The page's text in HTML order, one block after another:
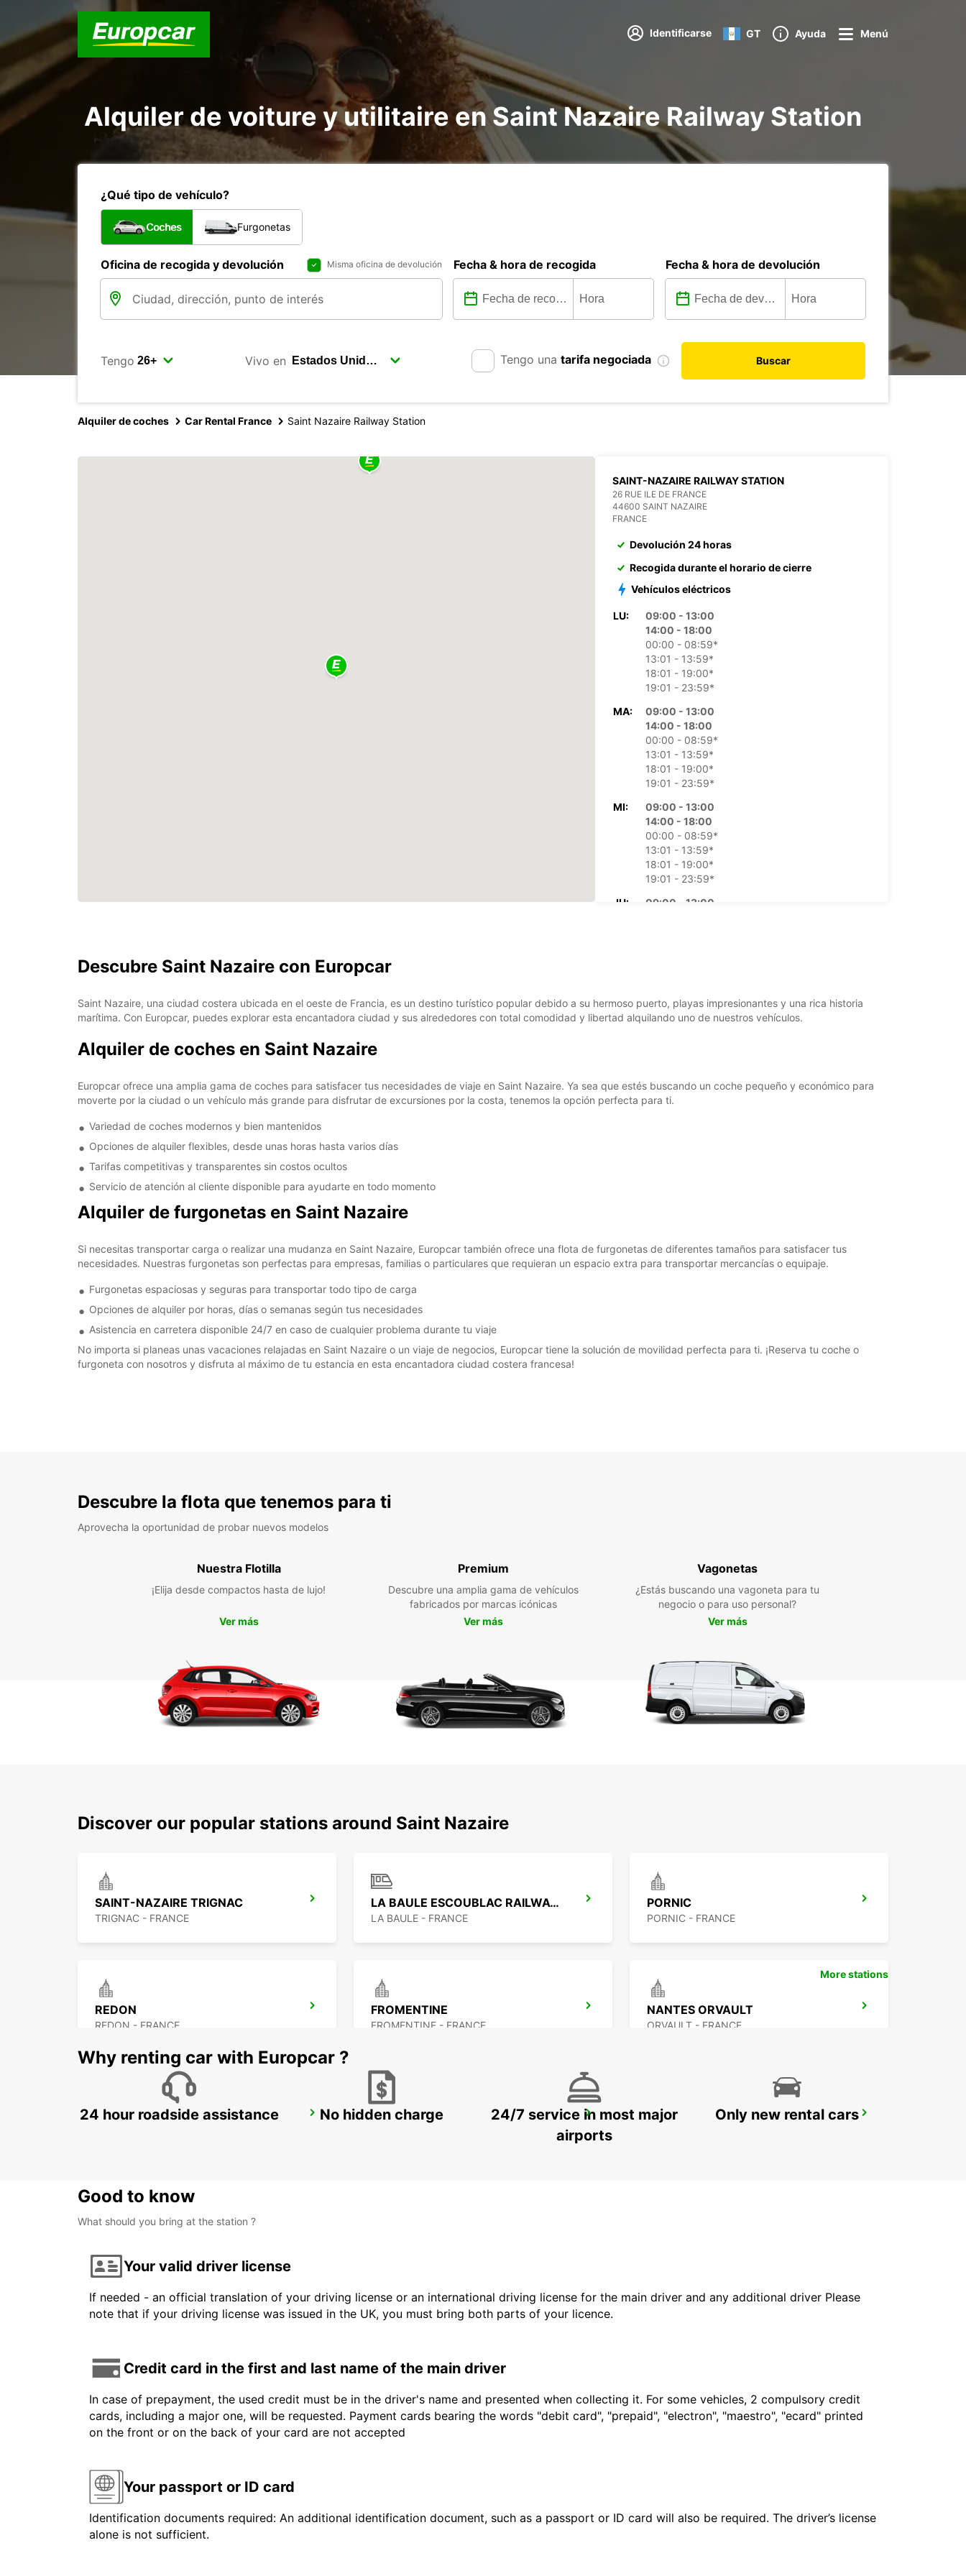
Identificarse GT Ayuda Menú
Alquiler de voiture y utilitaire en Saint Nazaire Railway Station
¿Qué tipo de vehículo?
Coches Furgonetas
Oficina de recogida y devolución Misma oficina de devolución Fecha & hora de recogida Fecha & hora de devolución
Tengo Vivo en Tengo una tarifa negociada Buscar
Alquiler de coches Car Rental France Saint Nazaire Railway Station
SAINT-NAZAIRE RAILWAY STATION
26 RUE ILE DE FRANCE
44600 SAINT NAZAIRE
FRANCE
Devolución 24 horas
Recogida durante el horario de cierre
Vehículos eléctricos
LU:
09:00 - 13:00
14:00 - 18:00
00:00 - 08:59*
13:01 - 13:59*
18:01 - 19:00*
19:01 - 23:59*
MA:
09:00 - 13:00
14:00 - 18:00
00:00 - 08:59*
13:01 - 13:59*
18:01 - 19:00*
19:01 - 23:59*
MI:
09:00 - 13:00
14:00 - 18:00
00:00 - 08:59*
13:01 - 13:59*
18:01 - 19:00*
19:01 - 23:59*
JU:
09:00 - 13:00
09:00 - 13:00
14:00 - 18:00
SA:
09:00 - 14:00
15:00 - 18:00
días festivos.
Descubre Saint Nazaire con Europcar
Saint Nazaire, una ciudad costera ubicada en el oeste de Francia, es un destino turístico popular debido a su hermoso puerto, playas impresionantes y una rica historia
marítima. Con Europcar, puedes explorar esta encantadora ciudad y sus alrededores con total comodidad y libertad alquilando uno de nuestros vehículos.
Alquiler de coches en Saint Nazaire
Europcar ofrece una amplia gama de coches para satisfacer tus necesidades de viaje en Saint Nazaire. Ya sea que estés buscando un coche pequeño y económico para
moverte por la ciudad o un vehículo más grande para disfrutar de excursiones por la costa, tenemos la opción perfecta para ti.
Variedad de coches modernos y bien mantenidos
Opciones de alquiler flexibles, desde unas horas hasta varios días
Tarifas competitivas y transparentes sin costos ocultos
Servicio de atención al cliente disponible para ayudarte en todo momento
Alquiler de furgonetas en Saint Nazaire
Si necesitas transportar carga o realizar una mudanza en Saint Nazaire, Europcar también ofrece una flota de furgonetas de diferentes tamaños para satisfacer tus
necesidades. Nuestras furgonetas son perfectas para empresas, familias o particulares que requieran un espacio extra para transportar mercancías o equipaje.
Furgonetas espaciosas y seguras para transportar todo tipo de carga
Opciones de alquiler por horas, días o semanas según tus necesidades
Asistencia en carretera disponible 24/7 en caso de cualquier problema durante tu viaje
No importa si planeas unas vacaciones relajadas en Saint Nazaire o un viaje de negocios, Europcar tiene la solución de movilidad perfecta para ti. ¡Reserva tu coche o
furgoneta con nosotros y disfruta al máximo de tu estancia en esta encantadora ciudad costera francesa!
Descubre la flota que tenemos para ti
Aprovecha la oportunidad de probar nuevos modelos
Nuestra Flotilla
¡Elija desde compactos hasta de lujo!
Ver más
Premium
Descubre una amplia gama de vehículos
fabricados por marcas icónicas
Ver más
Vagonetas
¿Estás buscando una vagoneta para tu
negocio o para uso personal?
Ver más
Discover our popular stations around Saint Nazaire
SAINT-NAZAIRE TRIGNAC
TRIGNAC - FRANCE
LA BAULE ESCOUBLAC RAILWAY STATION
LA BAULE - FRANCE
PORNIC
PORNIC - FRANCE
REDON
REDON - FRANCE
FROMENTINE
FROMENTINE - FRANCE
NANTES ORVAULT
ORVAULT - FRANCE
FROMENTINE HELIPORT NANTES CHANTENAY NANTES AIRPORT
More stations
Why renting car with Europcar ?
24 hour roadside assistance No hidden charge
24/7 service in most major
airports
Only new rental cars
Good to know
What should you bring at the station ?
Your valid driver license
If needed - an official translation of your driving license or an international driving license for the main driver and any additional driver Please
note that if your driving license was issued in the UK, you must bring both parts of your licence.
Credit card in the first and last name of the main driver
In case of prepayment, the used credit must be in the driver's name and presented when collecting it. For some vehicles, 2 compulsory credit
cards, including a major one, will be requested. Payment cards bearing the words "debit card", "prepaid", "electron", "maestro", "ecard" printed
on the front or on the back of your card are not accepted
Your passport or ID card
Identification documents required: An additional identification document, such as a passport or ID card will also be required. The driver’s license
alone is not sufficient.